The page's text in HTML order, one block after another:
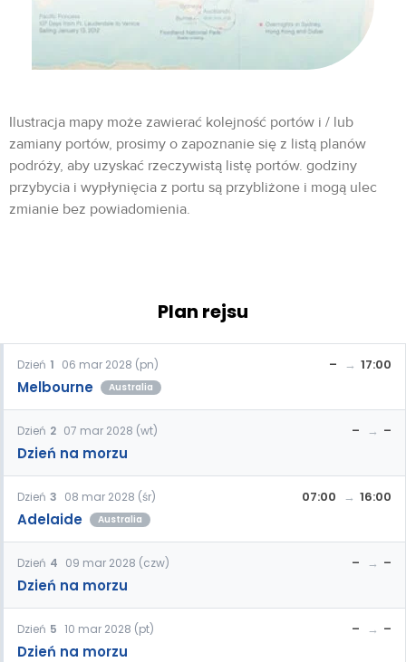
Ilustracja mapy może zawierać kolejność portów i / lub
zamiany portów, prosimy o zapoznanie się z listą planów
podróży, aby uzyskać rzeczywistą listę portów. godziny
przybycia i wypłynięcia z portu są przybliżone i mogą ulec
zmianie bez powiadomienia.
Plan rejsu
Dzień 1 06 mar 2028 (pn)
Melbourne Australia
– 17:00
Dzień 2 07 mar 2028 (wt)
Dzień na morzu
– –
Dzień 3 08 mar 2028 (śr)
Adelaide Australia
07:00 16:00
Dzień 4 09 mar 2028 (czw)
Dzień na morzu
– –
Dzień 5 10 mar 2028 (pt)
Dzień na morzu
– –